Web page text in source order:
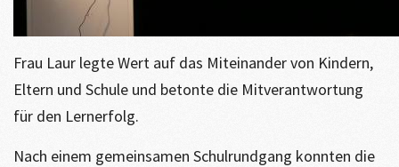
Frau Laur legte Wert auf das Miteinander von Kindern,
Eltern und Schule und betonte die Mitverantwortung
für den Lernerfolg.
Nach einem gemeinsamen Schulrundgang konnten die